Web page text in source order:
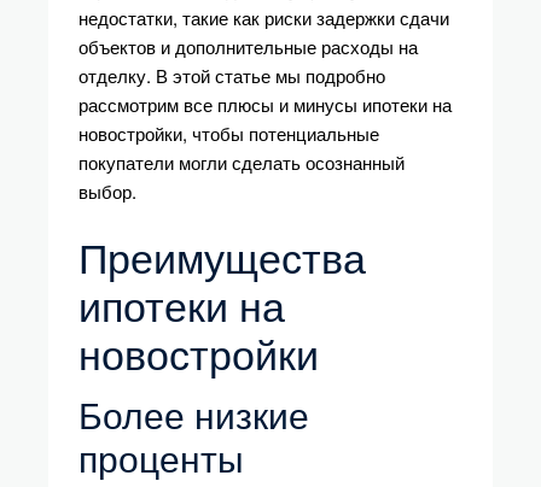
недостатки, такие как риски задержки сдачи
объектов и дополнительные расходы на
отделку. В этой статье мы подробно
рассмотрим все плюсы и минусы ипотеки на
новостройки, чтобы потенциальные
покупатели могли сделать осознанный
выбор.
Преимущества
ипотеки на
новостройки
Более низкие
проценты